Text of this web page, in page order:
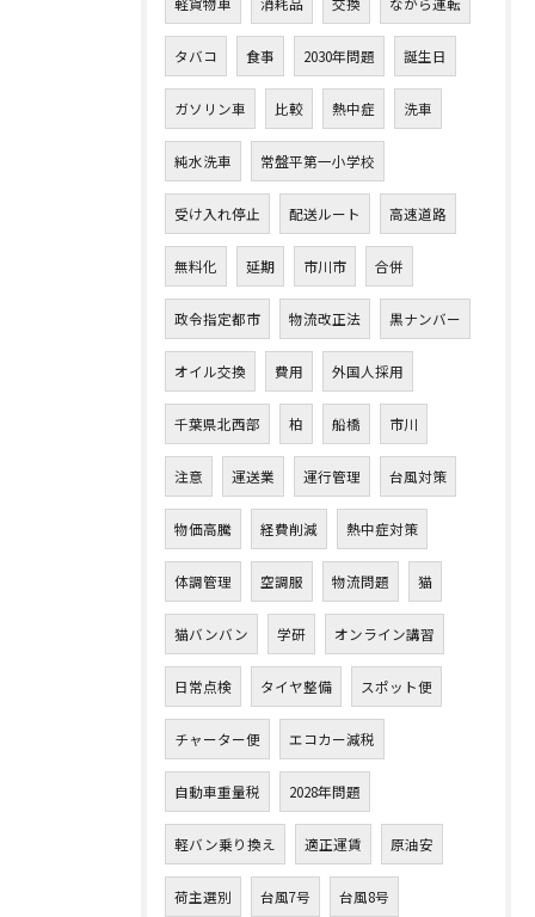
タバコ 食事 2030年問題 誕生日
ガソリン車 比較 熱中症 洗車
純水洗車 常盤平第一小学校
受け入れ停止 配送ルート 高速道路
無料化 延期 市川市 合併
政令指定都市 物流改正法 黒ナンバー
オイル交換 費用 外国人採用
千葉県北西部 柏 船橋 市川
注意 運送業 運行管理 台風対策
物価高騰 経費削減 熱中症対策
体調管理 空調服 物流問題 猫
猫バンバン 学研 オンライン講習
日常点検 タイヤ整備 スポット便
チャーター便 エコカー減税
自動車重量税 2028年問題
軽バン乗り換え 適正運賃 原油安
荷主選別 台風7号 台風8号